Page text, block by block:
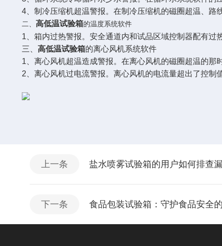
4、制冷压缩机超温警报。在制冷压缩机的磁圈超温、路
二、 高低温试验箱的温度系统软件
1、箱内过热警报。安全通道内和试品区域控制器配有
三、 高低温试验箱的离心风机系统软件
1、离心风机超温造成警报。在离心风机的磁圈超温的那
2、离心风机过电流警报。离心风机的电流量超出了控
上一条 盐水喷雾试验箱的用户如何排查
下一条 食品包装试验箱：守护食品安全